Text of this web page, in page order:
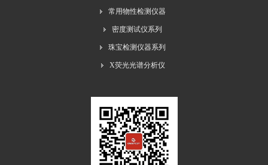
常用物性检测仪器
密度测试仪系列
珠宝检测仪器系列
X荧光光谱分析仪